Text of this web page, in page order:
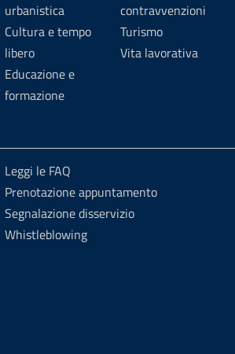
urbanistica
Cultura e tempo
libero
Educazione e
formazione
contravvenzioni
Turismo
Vita lavorativa
Leggi le FAQ
Prenotazione appuntamento
Segnalazione disservizio
Whistleblowing